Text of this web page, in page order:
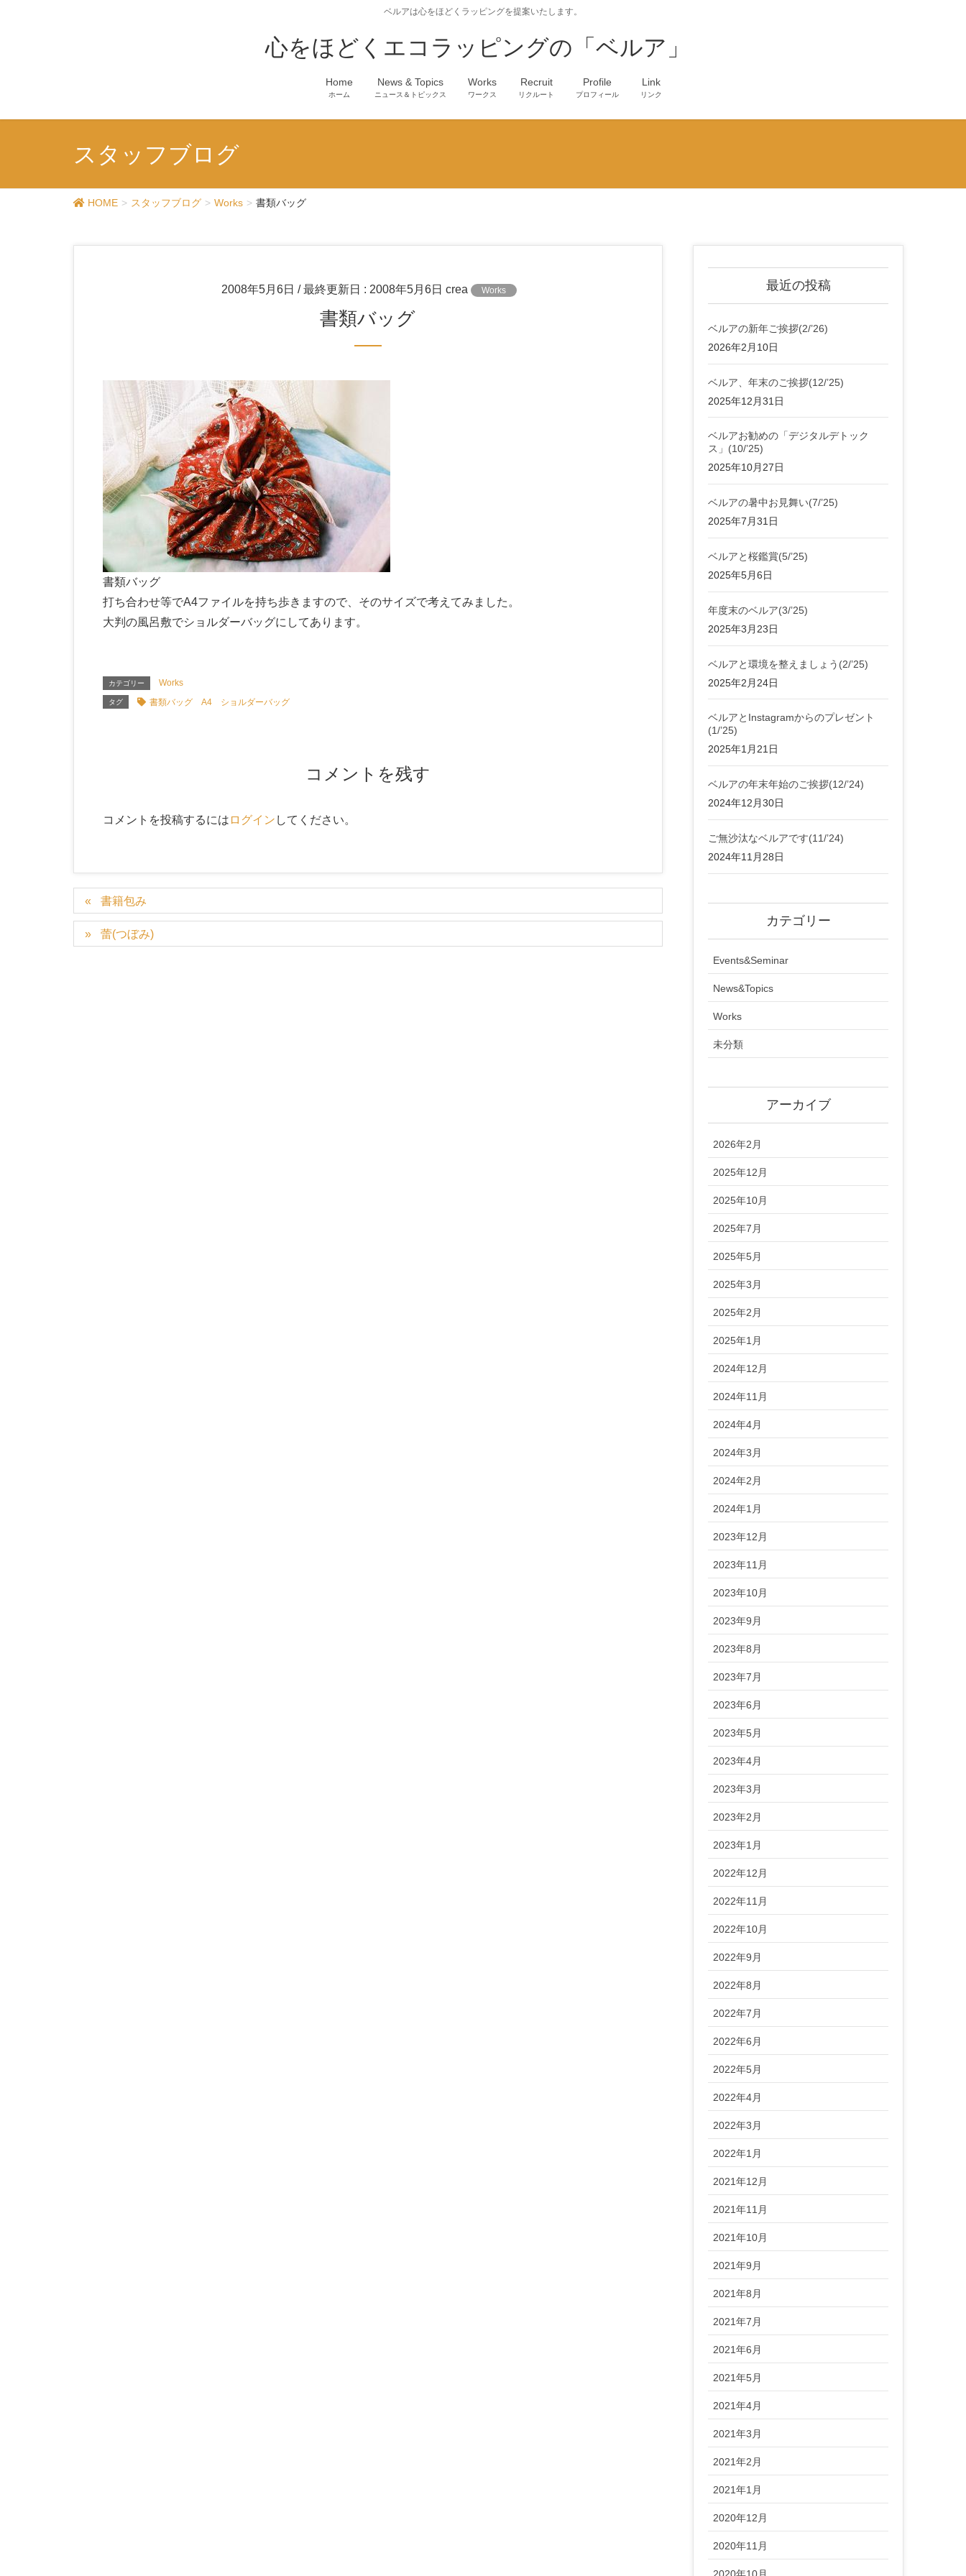
ベルアは心をほどくラッピングを提案いたします。
心をほどくエコラッピングの「ベルア」
Home
ホーム
News & Topics
ニュース＆トピックス
Works
ワークス
Recruit
リクルート
Profile
プロフィール
Link
リンク
スタッフブログ
HOME スタッフブログ Works 書類バッグ
2008年5月6日 / 最終更新日 : 2008年5月6日 crea Works
書類バッグ
書類バッグ
打ち合わせ等でA4ファイルを持ち歩きますので、そのサイズで考えてみました。
大判の風呂敷でショルダーバッグにしてあります。
カテゴリー Works
タグ 書類バッグ A4 ショルダーバッグ
コメントを残す
コメントを投稿するには ログイン してください。
書籍包み
蕾(つぼみ)
最近の投稿
ベルアの新年ご挨拶(2/’26)
2026年2月10日
ベルア、年末のご挨拶(12/’25)
2025年12月31日
ベルアお勧めの「デジタルデトック
ス」(10/’25)
2025年10月27日
ベルアの暑中お見舞い(7/’25)
2025年7月31日
ベルアと桜鑑賞(5/’25)
2025年5月6日
年度末のベルア(3/’25)
2025年3月23日
ベルアと環境を整えましょう(2/’25)
2025年2月24日
ベルアとInstagramからのプレゼント
(1/’25)
2025年1月21日
ベルアの年末年始のご挨拶(12/’24)
2024年12月30日
ご無沙汰なベルアです(11/’24)
2024年11月28日
カテゴリー
Events&Seminar
News&Topics
Works
未分類
アーカイブ
2026年2月
2025年12月
2025年10月
2025年7月
2025年5月
2025年3月
2025年2月
2025年1月
2024年12月
2024年11月
2024年4月
2024年3月
2024年2月
2024年1月
2023年12月
2023年11月
2023年10月
2023年9月
2023年8月
2023年7月
2023年6月
2023年5月
2023年4月
2023年3月
2023年2月
2023年1月
2022年12月
2022年11月
2022年10月
2022年9月
2022年8月
2022年7月
2022年6月
2022年5月
2022年4月
2022年3月
2022年1月
2021年12月
2021年11月
2021年10月
2021年9月
2021年8月
2021年7月
2021年6月
2021年5月
2021年4月
2021年3月
2021年2月
2021年1月
2020年12月
2020年11月
2020年10月